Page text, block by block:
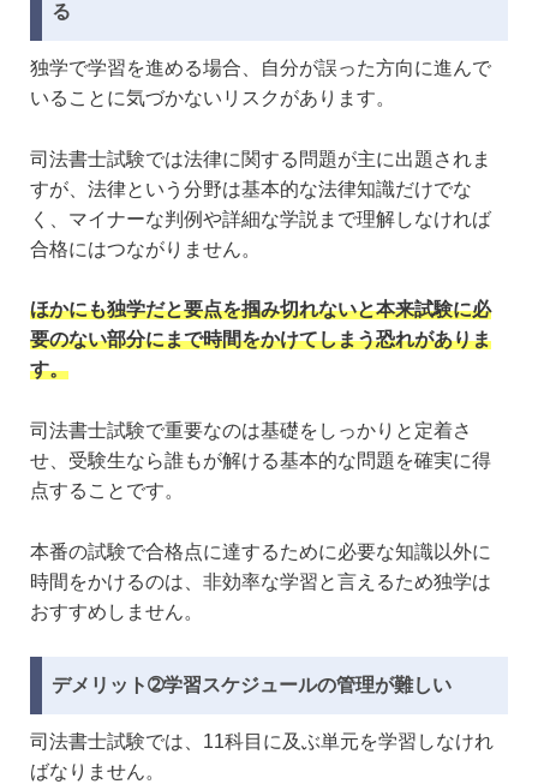
る
独学で学習を進める場合、自分が誤った方向に進んで
いることに気づかないリスクがあります。
司法書士試験では法律に関する問題が主に出題されま
すが、法律という分野は基本的な法律知識だけでな
く、マイナーな判例や詳細な学説まで理解しなければ
合格にはつながりません。
ほかにも独学だと要点を掴み切れないと本来試験に必
要のない部分にまで時間をかけてしまう恐れがありま
す。
司法書士試験で重要なのは基礎をしっかりと定着さ
せ、受験生なら誰もが解ける基本的な問題を確実に得
点することです。
本番の試験で合格点に達するために必要な知識以外に
時間をかけるのは、非効率な学習と言えるため独学は
おすすめしません。
デメリット➁学習スケジュールの管理が難しい
司法書士試験では、11科目に及ぶ単元を学習しなけれ
ばなりません。